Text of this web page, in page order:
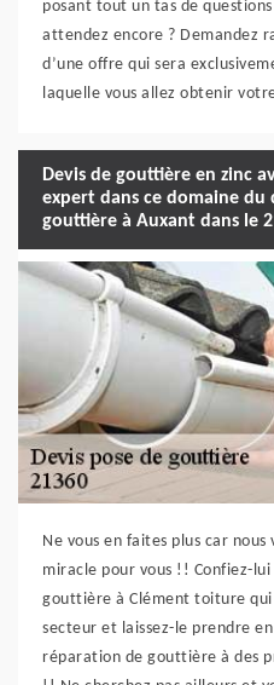
posant tout un tas de
attendez encore ? Demandez
d’une offre qui sera
laquelle vous allez obtenir
Devis de gouttière en zinc
expert dans ce domaine du
gouttière à Auxant dans le
Ne vous en faites plus car
miracle pour vous !! Confiez-
gouttière à Clément toiture qui
secteur et laissez-le prendre
réparation de gouttière à des